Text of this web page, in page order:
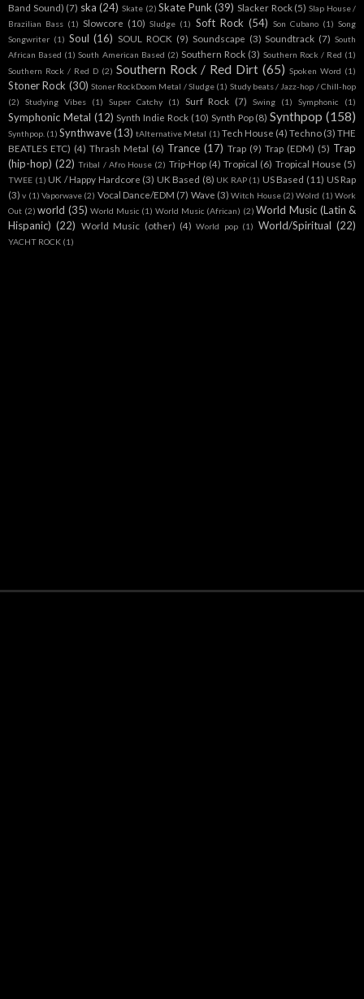
Band Sound) (7) ska (24) Skate (2) Skate Punk (39) Slacker Rock (5) Slap House /
Brazilian Bass (1) Slowcore (10) Sludge (1) Soft Rock (54) Son Cubano (1) Song
Songwriter (1) Soul (16) SOUL ROCK (9) Soundscape (3) Soundtrack (7) South
African Based (1) South American Based (2) Southern Rock (3) Southern Rock / Red (1)
Southern Rock / Red D (2) Southern Rock / Red Dirt (65) Spoken Word (1)
Stoner Rock (30) Stoner RockDoom Metal / Sludge (1) Study beats / Jazz-hop / Chill-hop
(2)
Studying Vibes (1) Super Catchy (1) Surf Rock (7) Swing (1) Symphonic (1)
Symphonic Metal (12) Synth Indie Rock (10) Synth Pop (8) Synthpop (158)
Synthpop. (1) Synthwave (13) tAlternative Metal (1) Tech House (4) Techno (3) THE
BEATLES ETC) (4) Thrash Metal (6) Trance (17) Trap (9) Trap (EDM) (5) Trap
(hip-hop) (22) Tribal / Afro House (2) Trip-Hop (4) Tropical (6) Tropical House (5)
TWEE (1) UK / Happy Hardcore (3) UK Based (8) UK RAP (1) US Based (11) US Rap
(3) v (1) Vaporwave (2) Vocal Dance/EDM (7) Wave (3) Witch House (2) Wolrd (1) Work
Out (2) world (35) World Music (1) World Music (African) (2) World Music (Latin &
Hispanic) (22) World Music (other) (4) World pop (1) World/Spiritual (22)
YACHT ROCK (1)